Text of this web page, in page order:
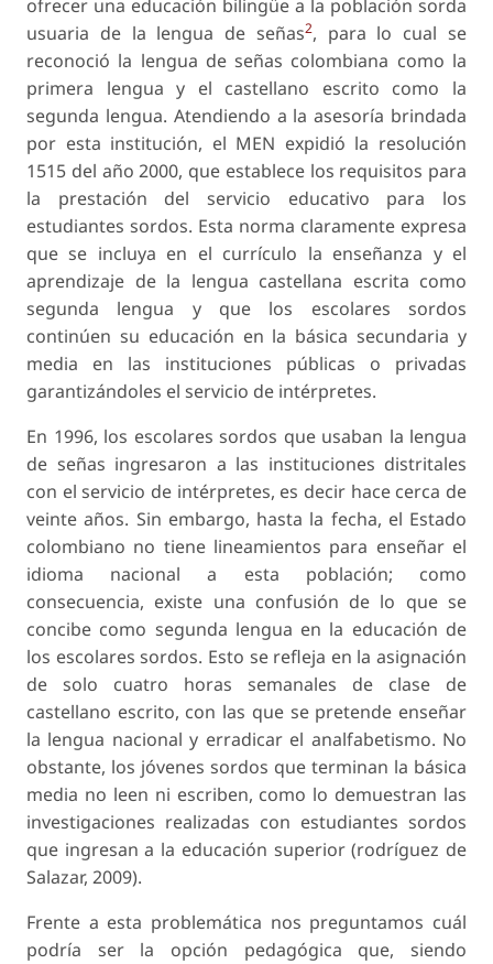
ofrecer una educación bilingüe a la población sorda
usuaria de la lengua de señas2, para lo cual se
reconoció la lengua de señas colombiana como la
primera lengua y el castellano escrito como la
segunda lengua. Atendiendo a la asesoría brindada
por esta institución, el MEN expidió la resolución
1515 del año 2000, que establece los requisitos para
la prestación del servicio educativo para los
estudiantes sordos. Esta norma claramente expresa
que se incluya en el currículo la enseñanza y el
aprendizaje de la lengua castellana escrita como
segunda lengua y que los escolares sordos
continúen su educación en la básica secundaria y
media en las instituciones públicas o privadas
garantizándoles el servicio de intérpretes.
En 1996, los escolares sordos que usaban la lengua
de señas ingresaron a las instituciones distritales
con el servicio de intérpretes, es decir hace cerca de
veinte años. Sin embargo, hasta la fecha, el Estado
colombiano no tiene lineamientos para enseñar el
idioma nacional a esta población; como
consecuencia, existe una confusión de lo que se
concibe como segunda lengua en la educación de
los escolares sordos. Esto se refleja en la asignación
de solo cuatro horas semanales de clase de
castellano escrito, con las que se pretende enseñar
la lengua nacional y erradicar el analfabetismo. No
obstante, los jóvenes sordos que terminan la básica
media no leen ni escriben, como lo demuestran las
investigaciones realizadas con estudiantes sordos
que ingresan a la educación superior (rodríguez de
Salazar, 2009).
Frente a esta problemática nos preguntamos cuál
podría ser la opción pedagógica que, siendo